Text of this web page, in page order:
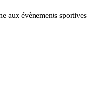
aux évènements sportives